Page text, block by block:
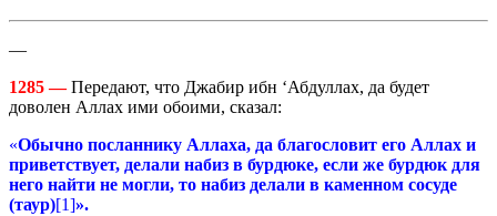
—
1285 —Передают, что Джабир ибн ‘Абдуллах, да будет
доволен Аллах ими обоими, сказал:
«Обычно посланнику Аллаха, да благословит его Аллах и
приветствует, делали набиз в бурдюке, если же бурдюк для
него найти не могли, то набиз делали в каменном сосуде
(таур)[1]».